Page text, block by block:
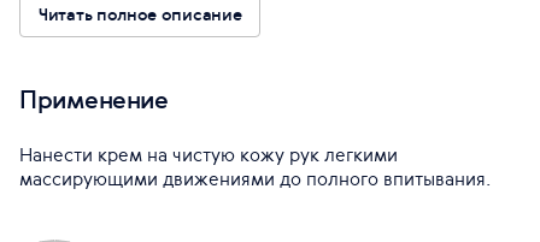
Читать полное описание
Применение
Нанести крем на чистую кожу рук легкими
массирующими движениями до полного впитывания.